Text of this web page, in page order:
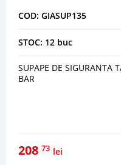
COD: GIASUP135
STOC: 12 buc
SUPAPE DE SIGURANTA
BAR
208 73 lei